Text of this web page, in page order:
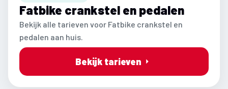
Fatbike crankstel en pedalen
Bekijk alle tarieven voor Fatbike crankstel en
pedalen aan huis.
Bekijk tarieven